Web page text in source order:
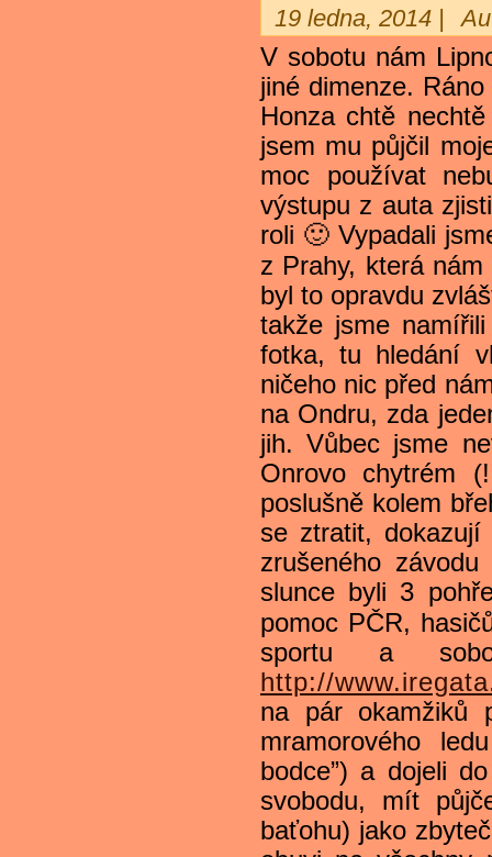
19 ledna, 2014 |
V sobotu nám
jiné dimenze.
Honza chtě
jsem mu půjčil
moc používat
výstupu z auta
roli 🙂 Vypadali
z Prahy, která
byl to opravdu
takže jsme
fotka, tu hledání
ničeho nic před
na Ondru, zda
jih. Vůbec jsme
Onrovo chytrém
poslušně kolem
se ztratit,
zrušeného
slunce byli 3
pomoc PČR,
sportu a
http://
na pár okamžiků
mramorového
bodce”) a dojeli
svobodu, mít
baťohu) jako